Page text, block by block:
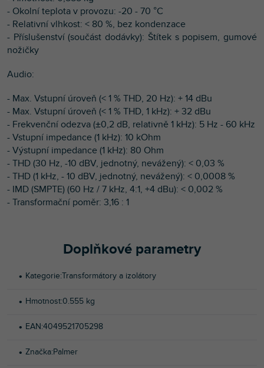
- Okolní teplota v provozu: -20 - 70 °C
- Relativní vlhkost: < 80 %, bez kondenzace
- Příslušenství (součást dodávky): Štítek s popisem, gumové
nožičky
Audio:
- Max. Vstupní úroveň (< 1 % THD, 20 Hz): + 14 dBu
- Max. Vstupní úroveň (< 1 % THD, 1 kHz): + 32 dBu
- Frekvenční odezva (±0,2 dB, relativně 1 kHz): 5 Hz - 60 kHz
- Vstupní impedance (1 kHz): 10 kOhm
- Výstupní impedance (1 kHz): 80 Ohm
- THD (30 Hz, -10 dBV, jednotný, nevážený): < 0,03 %
- THD (1 kHz, - 10 dBV, jednotný, nevážený): < 0,0008 %
- IMD (SMPTE) (60 Hz / 7 kHz, 4:1, +4 dBu): < 0,002 %
- Transformační poměr: 3,16 : 1
Doplňkové parametry
Kategorie:Transformátory a izolátory
Hmotnost:0.555 kg
EAN:4049521705298
Značka:Palmer